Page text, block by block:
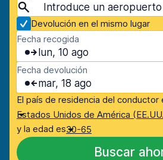
Devolución en el mismo lugar
Fecha recogida
lun, 10 ago
Fecha devolución
mar, 18 ago
El país de residencia del conductor
Estados Unidos de América
y la edad es30-65
Buscar